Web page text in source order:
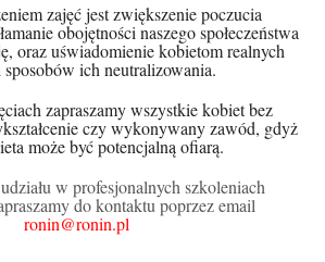
zajęć jest zwiększenie poczucia
obojętności naszego społeczeństwa
oraz uświadomienie kobietom realnych
sposobów ich neutralizowania.
zapraszamy wszystkie kobiet bez
czy wykonywany zawód, gdyż
może być potencjalną ofiarą.
w profesjonalnych szkoleniach
do kontaktu poprzez email
ronin@ronin.pl